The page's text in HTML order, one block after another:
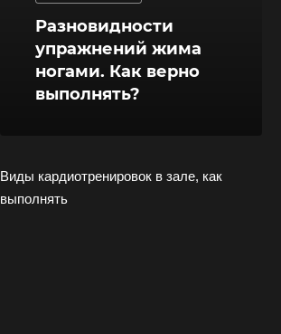
Разновидности
упражнений жима
ногами. Как верно
выполнять?
Виды кардиотренировок в зале, как
выполнять